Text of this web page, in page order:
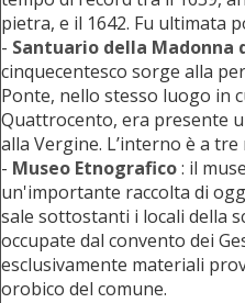
pietra, e il 1642. Fu ultimata
- Santuario della Madonna
cinquecentesco sorge alla
Ponte, nello stesso luogo in
Quattrocento, era presente
alla Vergine. L’interno è a tre
- Museo Etnografico: il
un'importante raccolta di
sale sottostanti i locali della
occupate dal convento dei
esclusivamente materiali
orobico del comune.